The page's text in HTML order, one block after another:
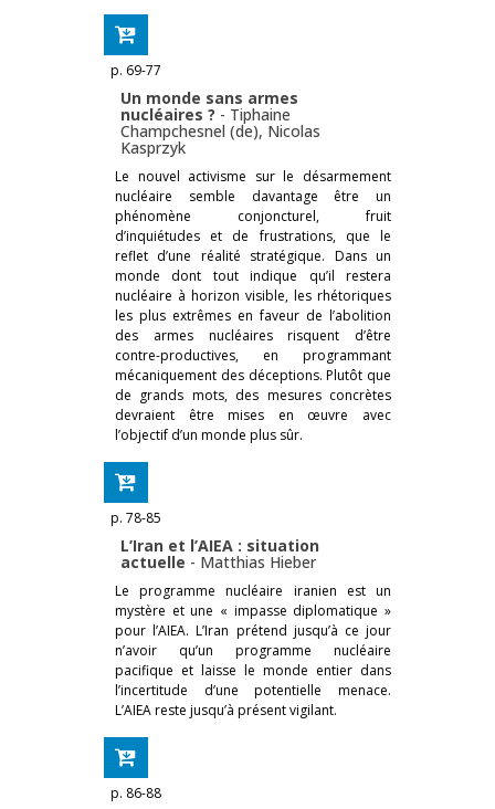
p. 69-77
Un monde sans armes
nucléaires ? - Tiphaine
Champchesnel (de), Nicolas
Kasprzyk
Le nouvel activisme sur le désarmement
nucléaire semble davantage être un
phénomène conjoncturel, fruit
d’inquiétudes et de frustrations, que le
reflet d’une réalité stratégique. Dans un
monde dont tout indique qu’il restera
nucléaire à horizon visible, les rhétoriques
les plus extrêmes en faveur de l’abolition
des armes nucléaires risquent d’être
contre-productives, en programmant
mécaniquement des déceptions. Plutôt que
de grands mots, des mesures concrètes
devraient être mises en œuvre avec
l’objectif d’un monde plus sûr.
p. 78-85
L’Iran et l’AIEA : situation
actuelle - Matthias Hieber
Le programme nucléaire iranien est un
mystère et une « impasse diplomatique »
pour l’AIEA. L’Iran prétend jusqu’à ce jour
n’avoir qu’un programme nucléaire
pacifique et laisse le monde entier dans
l’incertitude d’une potentielle menace.
L’AIEA reste jusqu’à présent vigilant.
p. 86-88